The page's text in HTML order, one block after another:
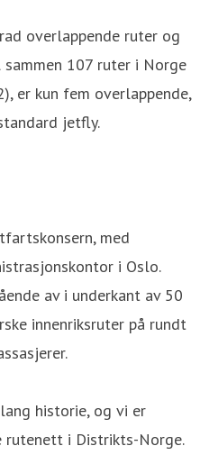
overlappende ruter og
107 ruter i Norge
er kun fem overlappende,
jetfly.
med
i Oslo.
av i underkant av 50
innenriksruter på rundt
historie, og vi er
i Distrikts-Norge.